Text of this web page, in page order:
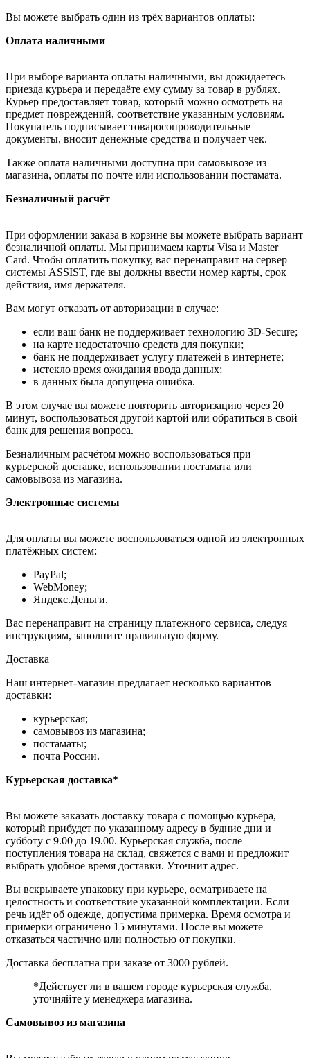
Вы можете выбрать один из трёх вариантов оплаты:
Оплата наличными
При выборе варианта оплаты наличными, вы дожидаетесь
приезда курьера и передаёте ему сумму за товар в рублях.
Курьер предоставляет товар, который можно осмотреть на
предмет повреждений, соответствие указанным условиям.
Покупатель подписывает товаросопроводительные
документы, вносит денежные средства и получает чек.
Также оплата наличными доступна при самовывозе из
магазина, оплаты по почте или использовании постамата.
Безналичный расчёт
При оформлении заказа в корзине вы можете выбрать вариант
безналичной оплаты. Мы принимаем карты Visa и Master
Card. Чтобы оплатить покупку, вас перенаправит на сервер
системы ASSIST, где вы должны ввести номер карты, срок
действия, имя держателя.
Вам могут отказать от авторизации в случае:
если ваш банк не поддерживает технологию 3D-Secure;
на карте недостаточно средств для покупки;
банк не поддерживает услугу платежей в интернете;
истекло время ожидания ввода данных;
в данных была допущена ошибка.
В этом случае вы можете повторить авторизацию через 20
минут, воспользоваться другой картой или обратиться в свой
банк для решения вопроса.
Безналичным расчётом можно воспользоваться при
курьерской доставке, использовании постамата или
самовывоза из магазина.
Электронные системы
Для оплаты вы можете воспользоваться одной из электронных
платёжных систем:
PayPal;
WebMoney;
Яндекс.Деньги.
Вас перенаправит на страницу платежного сервиса, следуя
инструкциям, заполните правильную форму.
Доставка
Наш интернет-магазин предлагает несколько вариантов
доставки:
курьерская;
самовывоз из магазина;
постаматы;
почта России.
Курьерская доставка*
Вы можете заказать доставку товара с помощью курьера,
который прибудет по указанному адресу в будние дни и
субботу с 9.00 до 19.00. Курьерская служба, после
поступления товара на склад, свяжется с вами и предложит
выбрать удобное время доставки. Уточнит адрес.
Вы вскрываете упаковку при курьере, осматриваете на
целостность и соответствие указанной комплектации. Если
речь идёт об одежде, допустима примерка. Время осмотра и
примерки ограничено 15 минутами. После вы можете
отказаться частично или полностью от покупки.
Доставка бесплатна при заказе от 3000 рублей.
*Действует ли в вашем городе курьерская служба,
уточняйте у менеджера магазина.
Самовывоз из магазина